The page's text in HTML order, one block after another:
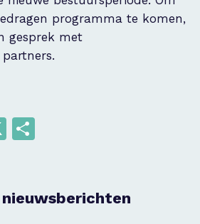
programma te komen,
gesprek met
X